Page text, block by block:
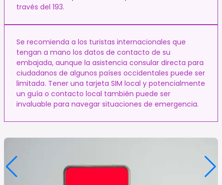
través del 193.
Se recomienda a los turistas internacionales que
tengan a mano los datos de contacto de su
embajada, aunque la asistencia consular directa para
ciudadanos de algunos países occidentales puede ser
limitada. Tener una tarjeta SIM local y potencialmente
un guía o contacto local también puede ser
invaluable para navegar situaciones de emergencia.